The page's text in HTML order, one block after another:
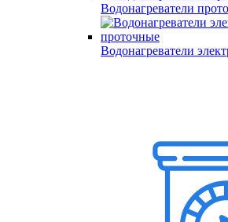
Водонагреватели
Водонагреватели